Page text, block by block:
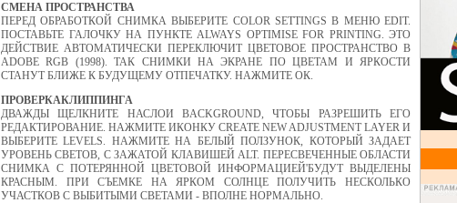
СМЕНА ПРОСТРАНСТВА
ПЕРЕД ОБРАБОТКОЙ СНИМКА ВЫБЕРИТЕ COLOR SETTINGS В МЕНЮ EDIT.
ПОСТАВЬТЕ ГАЛОЧКУ НА ПУНКТЕ ALWAYS OPTIMISE FOR PRINTING. ЭТО
ДЕЙСТВИЕ АВТОМАТИЧЕСКИ ПЕРЕКЛЮЧИТ ЦВЕТОВОЕ ПРОСТРАНСТВО В
ADOBE RGB (1998). ТАК СНИМКИ НА ЭКРАНЕ ПО ЦВЕТАМ И ЯРКОСТИ
СТАНУТ БЛИЖЕ К БУДУЩЕМУ ОТПЕЧАТКУ. НАЖМИТЕ ОК.
ПРОВЕРКАКЛИППИНГА
ДВАЖДЫ ЩЕЛКНИТЕ НАСЛОИ BACKGROUND, ЧТОБЫ РАЗРЕШИТЬ ЕГО
РЕДАКТИРОВАНИЕ. НАЖМИТЕ ИКОНКУ CREATE NEW ADJUSTMENT LAYER И
ВЫБЕРИТЕ LEVELS. НАЖМИТЕ НА БЕЛЫЙ ПОЛЗУНОК, КОТОРЫЙ ЗАДАЕТ
УРОВЕНЬ СВЕТОВ, С ЗАЖАТОЙ КЛАВИШЕЙ ALT. ПЕРЕСВЕЧЕННЫЕ ОБЛАСТИ
СНИМКА С ПОТЕРЯННОЙ ЦВЕТОВОЙ ИНФОРМАЦИЕЙ'БУДУТ ВЫДЕЛЕНЫ
КРАСНЫМ. ПРИ СЪЕМКЕ НА ЯРКОМ СОЛНЦЕ ПОЛУЧИТЬ НЕСКОЛЬКО
УЧАСТКОВ С ВЫБИТЫМИ СВЕТАМИ - ВПОЛНЕ НОРМАЛЬНО.